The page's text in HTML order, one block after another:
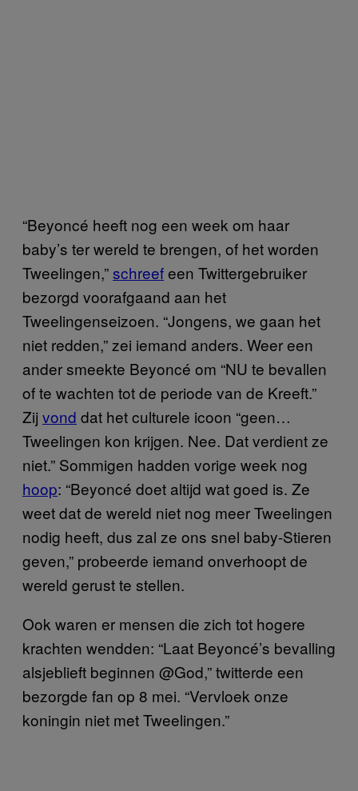
“Beyoncé heeft nog een week om haar
baby’s ter wereld te brengen, of het worden
Tweelingen,”schreefeen Twittergebruiker
bezorgd voorafgaand aan het
Tweelingenseizoen. “Jongens, we gaan het
niet redden,” zei iemand anders. Weer een
ander smeekte Beyoncé om “NU te bevallen
of te wachten tot de periode van de Kreeft.”
Zijvond dat het culturele icoon “geen…
Tweelingen kon krijgen. Nee. Dat verdient ze
niet.” Sommigen hadden vorige week nog
hoop: “Beyoncé doet altijd wat goed is. Ze
weet dat de wereld niet nog meer Tweelingen
nodig heeft, dus zal ze ons snel baby-Stieren
geven,” probeerde iemand onverhoopt de
wereld gerust te stellen.
Ook waren er mensen die zich tot hogere
krachten wendden: “Laat Beyoncé’s bevalling
alsjeblieft beginnen @God,” twitterde een
bezorgde fan op 8 mei. “Vervloek onze
koningin niet met Tweelingen.”